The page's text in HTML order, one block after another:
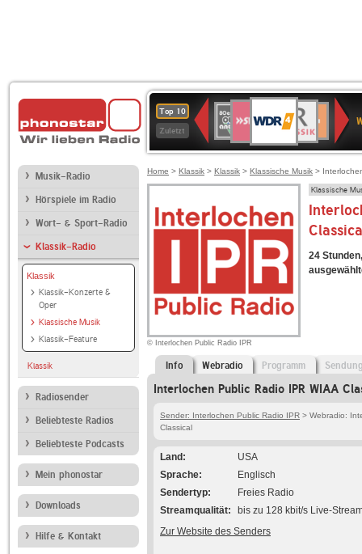
Top 10
Zuletzt
Deutschlandfunk
80er
90er
OLDIE
ANTENNE
4
KLASSIK
Kultur
Kultur
2
Musik-Radio
Hörspiele im Radio
Wort- & Sport-Radio
Klassik-Radio
Klassik
Klassik-Konzerte &
Oper
Klassische Musik
Klassik-Feature
Klassik
Radiosender
Beliebteste Radios
Beliebteste Podcasts
Mein phonostar
Downloads
Hilfe & Kontakt
Home > Klassik > Klassik > Klassische Musik >
© Interlochen Public Radio IPR
Klassische
24
Info Webradio Programm
Interlochen Public Radio IPR WIAA
Sender: Interlochen Public Radio IPR > Webradio:
Classical
Land
USA
Sprache
Englisch
Sendertyp
Freies Radio
Streamqualität
bis zu 128 kbit/s Live-
Zur Website des Senders